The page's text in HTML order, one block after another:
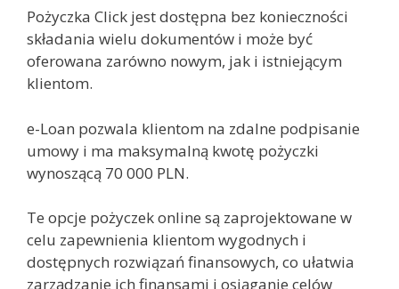
Pożyczka Click jest dostępna bez konieczności
składania wielu dokumentów i może być
oferowana zarówno nowym, jak i istniejącym
klientom.
e-Loan pozwala klientom na zdalne podpisanie
umowy i ma maksymalną kwotę pożyczki
wynoszącą 70 000 PLN.
Te opcje pożyczek online są zaprojektowane w
celu zapewnienia klientom wygodnych i
dostępnych rozwiązań finansowych, co ułatwia
zarządzanie ich finansami i osiąganie celów